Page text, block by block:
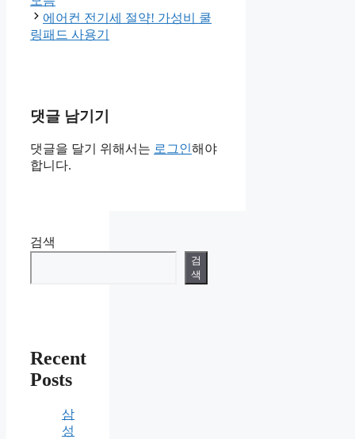
에어컨 전기세 절약! 가성비 쿨
링패드 사용기
댓글 남기기
댓글을 달기 위해서는 로그인해야
합니다.
검색
검
색
Recent
Posts
삼
성